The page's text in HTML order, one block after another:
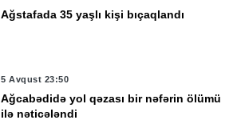
Ağstafada 35 yaşlı kişi bıçaqlandı
5 Avqust 23:50
Ağcabədidə yol qəzası bir nəfərin ölümü
ilə nəticələndi